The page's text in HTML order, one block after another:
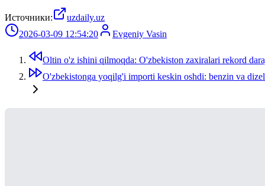
Источники:
uzdaily.uz
2026-03-09 12:54:20
Evgeniy Vasin
Oltin o'z ishini qilmoqda: O'zbekiston zaxiralari rekord
O'zbekistonga yoqilg'i importi keskin oshdi: benzin va